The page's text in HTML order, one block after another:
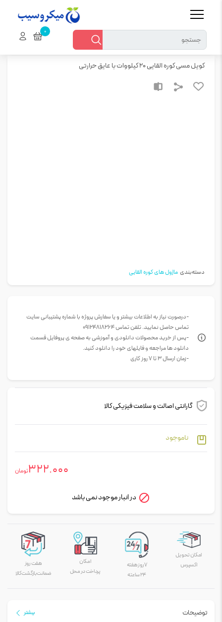
میکروسیب ماژول های کوره القایی
کویل مسی کوره القایی 20 کیلووات با عایق حرارتی
دسته‌بندی ماژول های کوره القایی
-درصورت نیاز به اطلاعات بیشتر و یا سفارش پروژه با شماره پشتیبانی سایت
تماس حاصل نمایید. تلفن تماس 09124818264
-پس از خرید محصولات دانلودی و آموزشی به صفحه ی پروفایل قسمت
دانلود ها مراجعه و فایلهای خود را دانلود کنید.
-زمان ارسال 3 تا 7 روز کاری
گارانتی اصالت و سلامت فیزیکی کالا
ناموجود
322.000تومان
در انبار موجود نمی باشد
امکان تحویل
اکسپرس
۷ روز هفته
۲۴ ساعته
امکان
پرداخت در محل
هفت روز
ضمانت بازگشت کالا
توضیحات بیشتر